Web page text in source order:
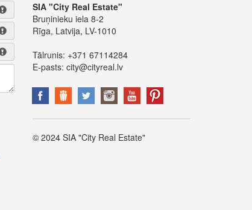
SIA "City Real Estate"
Bruņinieku iela 8-2
Rīga, Latvija, LV-1010
Tālrunis: +371 67114284
E-pasts: city@cityreal.lv
© 2024 SIA "City Real Estate"